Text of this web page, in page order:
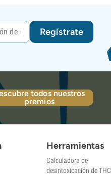
Regístrate
todos nuestros
premios
Herramientas
Calculadora de
desintoxicación de THC